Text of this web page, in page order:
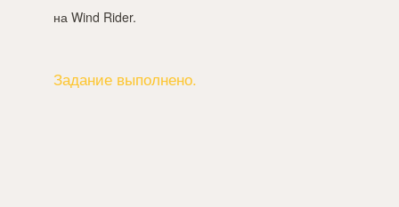
на Wind Rider.
Задание выполнено.